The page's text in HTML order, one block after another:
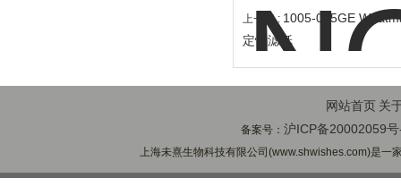
上一篇 : 1005-055GE
定性滤纸
网站首页 关
备案号：沪ICP备20002059
上海未熹生物科技有限公司(www.shwishes.com)是一